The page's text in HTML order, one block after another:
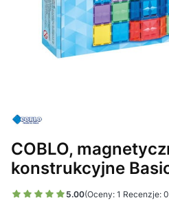
COBLO,
konstrukcyjne
5.00(Oceny: 1 Recenzje: